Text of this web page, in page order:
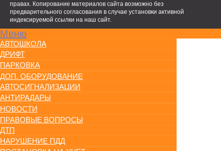
правах. Копирование материалов сайта возможно без
предварительного согласования в случае установки активной
индексируемой ссылки на наш сайт.
Меню
АВТОШКОЛА
ДРИФТ
ПАРКОВКА
ДОП. ОБОРУДОВАНИЕ
АВТОСИГНАЛИЗАЦИИ
АНТИРАДАРЫ
НОВОСТИ
ПРАВОВЫЕ ВОПРОСЫ
ДТП
НАРУШЕНИЕ ПДД